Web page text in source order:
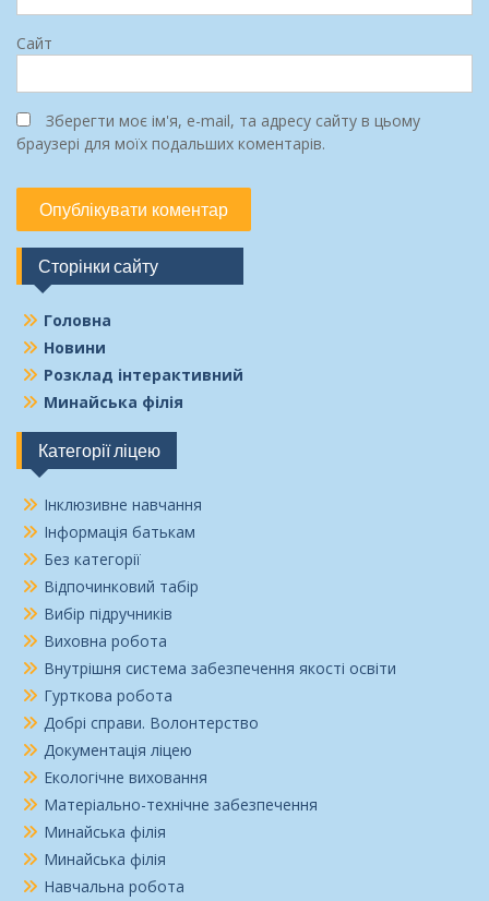
Сайт
Зберегти моє ім'я, e-mail, та адресу сайту в цьому
браузері для моїх подальших коментарів.
Сторінки сайту
Головна
Новини
Розклад інтерактивний
Минайська філія
Категорії ліцею
Інклюзивне навчання
Інформація батькам
Без категорії
Відпочинковий табір
Вибір підручників
Виховна робота
Внутрішня система забезпечення якості освіти
Гурткова робота
Добрі справи. Волонтерство
Документація ліцею
Екологічне виховання
Матеріально-технічне забезпечення
Минайська філія
Минайська філія
Навчальна робота